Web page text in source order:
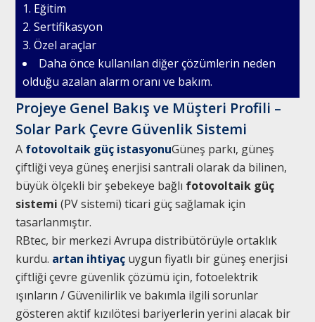
1. Eğitim
2. Sertifikasyon
3. Özel araçlar
Daha önce kullanılan diğer çözümlerin neden
olduğu azalan alarm oranı ve bakım.
Projeye Genel Bakış ve Müşteri Profili –
Solar Park Çevre Güvenlik Sistemi
A fotovoltaik güç istasyonuGüneş parkı, güneş
çiftliği veya güneş enerjisi santrali olarak da bilinen,
büyük ölçekli bir şebekeye bağlı fotovoltaik güç
sistemi (PV sistemi) ticari güç sağlamak için
tasarlanmıştır.
RBtec, bir merkezi Avrupa distribütörüyle ortaklık
kurdu. artan ihtiyaç uygun fiyatlı bir güneş enerjisi
çiftliği çevre güvenlik çözümü için, fotoelektrik
ışınların / Güvenilirlik ve bakımla ilgili sorunlar
gösteren aktif kızılötesi bariyerlerin yerini alacak bir